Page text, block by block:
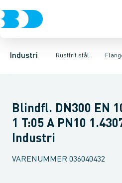
Industri Rustfrit stål
VentilerRustfrit stålSort stål
Svejsefittings ASTM
Løsflanger Pressede løsflanger
Blindfl. DN300 EN
1 T:05 A PN10
Industri
VARENUMMER 036040432